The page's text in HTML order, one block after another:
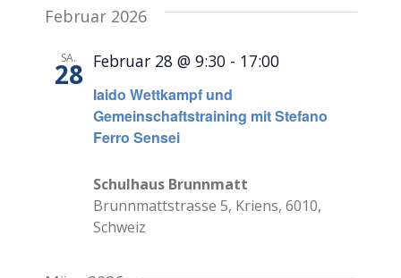
Februar 2026
SA.
28
Iaido Wettkampf und
Gemeinschaftstraining mit Stefano
Ferro Sensei
Februar 28 @ 9:30- 17:00
Schulhaus Brunnmatt
Brunnmattstrasse 5, Kriens, 6010,
Schweiz